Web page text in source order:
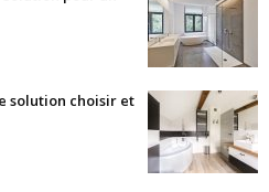
solution choisir et